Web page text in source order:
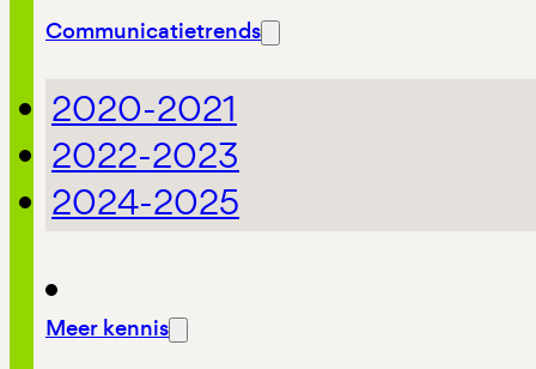
Communicatietrends
2020-2021
2022-2023
2024-2025
Meer kennis